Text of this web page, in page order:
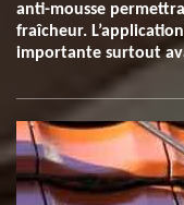
anti-mousse
fraîcheur.
importante surtout